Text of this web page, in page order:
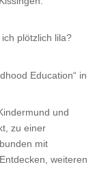
plötzlich lila?
Education“ in
und
zu einer
mit
weiteren